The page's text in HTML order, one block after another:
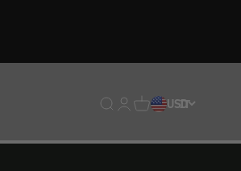
Traduzione mancante:
Traduzione
Traduzione
USD
IT